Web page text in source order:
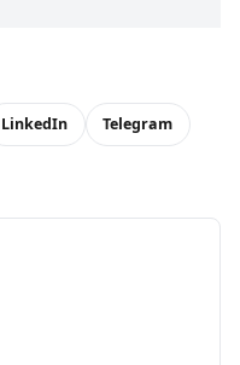
LinkedIn Telegram